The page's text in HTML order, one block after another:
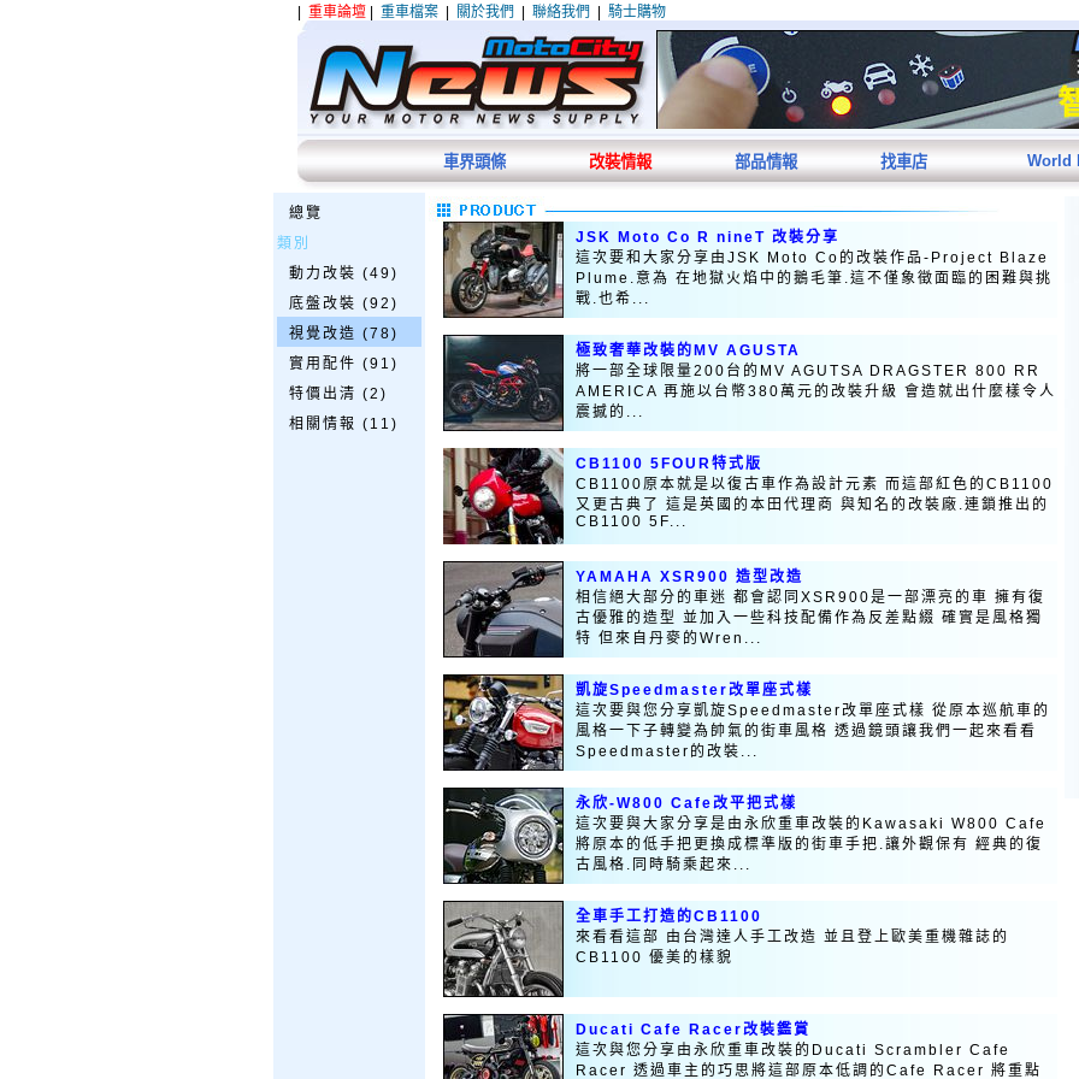
重車論壇 重車檔案 關於我們 聯絡我們 騎士購物
車界頭條 改裝情報 部品情報 找車店 World
總覽
類別
動力改裝 (49)
底盤改裝 (92)
視覺改造 (78)
實用配件 (91)
特價出清 (2)
相關情報 (11)
JSK Moto Co R nineT 改裝分享
這次要和大家分享由JSK Moto Co的改裝作品-Project Blaze
Plume.意為 在地獄火焰中的鵝毛筆.這不僅象徵面臨的困難與挑
戰.也希...
極致奢華改裝的MV AGUSTA
將一部全球限量200台的MV AGUTSA DRAGSTER 800 RR
AMERICA 再施以台幣380萬元的改裝升級 會造就出什麼樣令人
震撼的...
CB1100 5FOUR特式版
CB1100原本就是以復古車作為設計元素 而這部紅色的CB1100
又更古典了 這是英國的本田代理商 與知名的改裝廠.連鎖推出的
CB1100 5F...
YAMAHA XSR900 造型改造
相信絕大部分的車迷 都會認同XSR900是一部漂亮的車 擁有復
古優雅的造型 並加入一些科技配備作為反差點綴 確實是風格獨
特 但來自丹麥的Wren...
凱旋Speedmaster改單座式樣
這次要與您分享凱旋Speedmaster改單座式樣 從原本巡航車的
風格一下子轉變為帥氣的街車風格 透過鏡頭讓我們一起來看看
Speedmaster的改裝...
永欣-W800 Cafe改平把式樣
這次要與大家分享是由永欣重車改裝的Kawasaki W800 Cafe
將原本的低手把更換成標準版的街車手把.讓外觀保有 經典的復
古風格.同時騎乘起來...
全車手工打造的CB1100
來看看這部 由台灣達人手工改造 並且登上歐美重機雜誌的
CB1100 優美的樣貌
Ducati Cafe Racer改裝鑑賞
這次與您分享由永欣重車改裝的Ducati Scrambler Cafe
Racer 透過車主的巧思將這部原本低調的Cafe Racer 將重點